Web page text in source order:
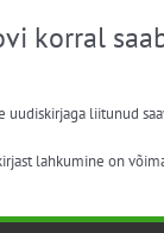
korral
uudiskirjaga liitunud
lahkumine on